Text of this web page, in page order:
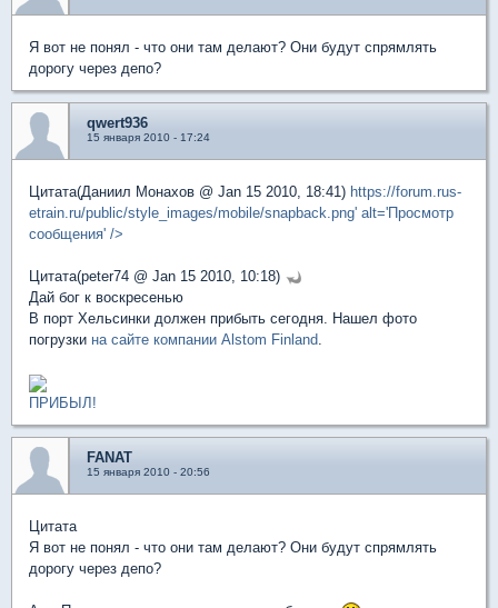
Я вот не понял - что они там делают? Они будут спрямлять
дорогу через депо?
qwert936
15 января 2010 - 17:24
Цитата(Даниил Монахов @ Jan 15 2010, 18:41) https://forum.rus-
etrain.ru/public/style_images/mobile/snapback.png' alt='Просмотр
сообщения' />
Цитата(peter74 @ Jan 15 2010, 10:18)
Дай бог к воскресенью
В порт Хельсинки должен прибыть сегодня. Нашел фото
погрузки на сайте компании Alstom Finland.
ПРИБЫЛ!
FANAT
15 января 2010 - 20:56
Цитата
Я вот не понял - что они там делают? Они будут спрямлять
дорогу через депо?